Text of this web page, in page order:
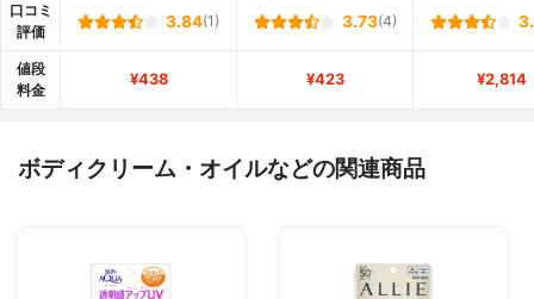
口コミ
評価
3.84(1) 3.73(4)
値段
料金
¥438 ¥423 ¥2,814
ボディクリーム・オイルなどの関連商品